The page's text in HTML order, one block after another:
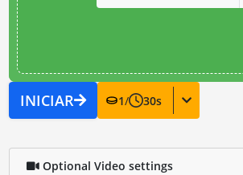
INICIAR 1/ 30s
Optional Video settings